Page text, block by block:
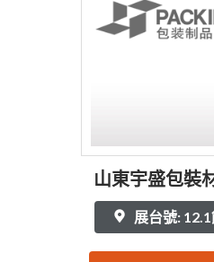
山東宇盛包裝
展台號: